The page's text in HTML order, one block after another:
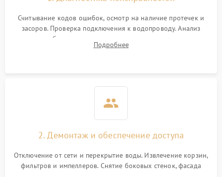
Считывание кодов ошибок, осмотр на наличие протечек и
засоров. Проверка подключения к водопроводу. Анализ
жалоб на отсутствие слива, нагрева, вращения
разбрызгивателей или срабатывание системы защиты
Подробнее
2. Демонтаж и обеспечение доступа
Отключение от сети и перекрытие воды. Извлечение корзин,
фильтров и импеллеров. Снятие боковых стенок, фасада